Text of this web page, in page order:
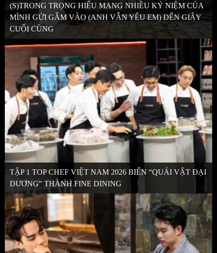
(S)TRONG TRỌNG HIẾU MANG NHIỀU KỶ NIỆM CỦA
MÌNH GỬI GẮM VÀO (ANH VẪN YÊU EM) ĐẾN GIÂY
CUỐI CÙNG
TẬP 1 TOP CHEF VIỆT NAM 2026 BIẾN “QUÁI VẬT ĐẠI
DƯƠNG” THÀNH FINE DINING